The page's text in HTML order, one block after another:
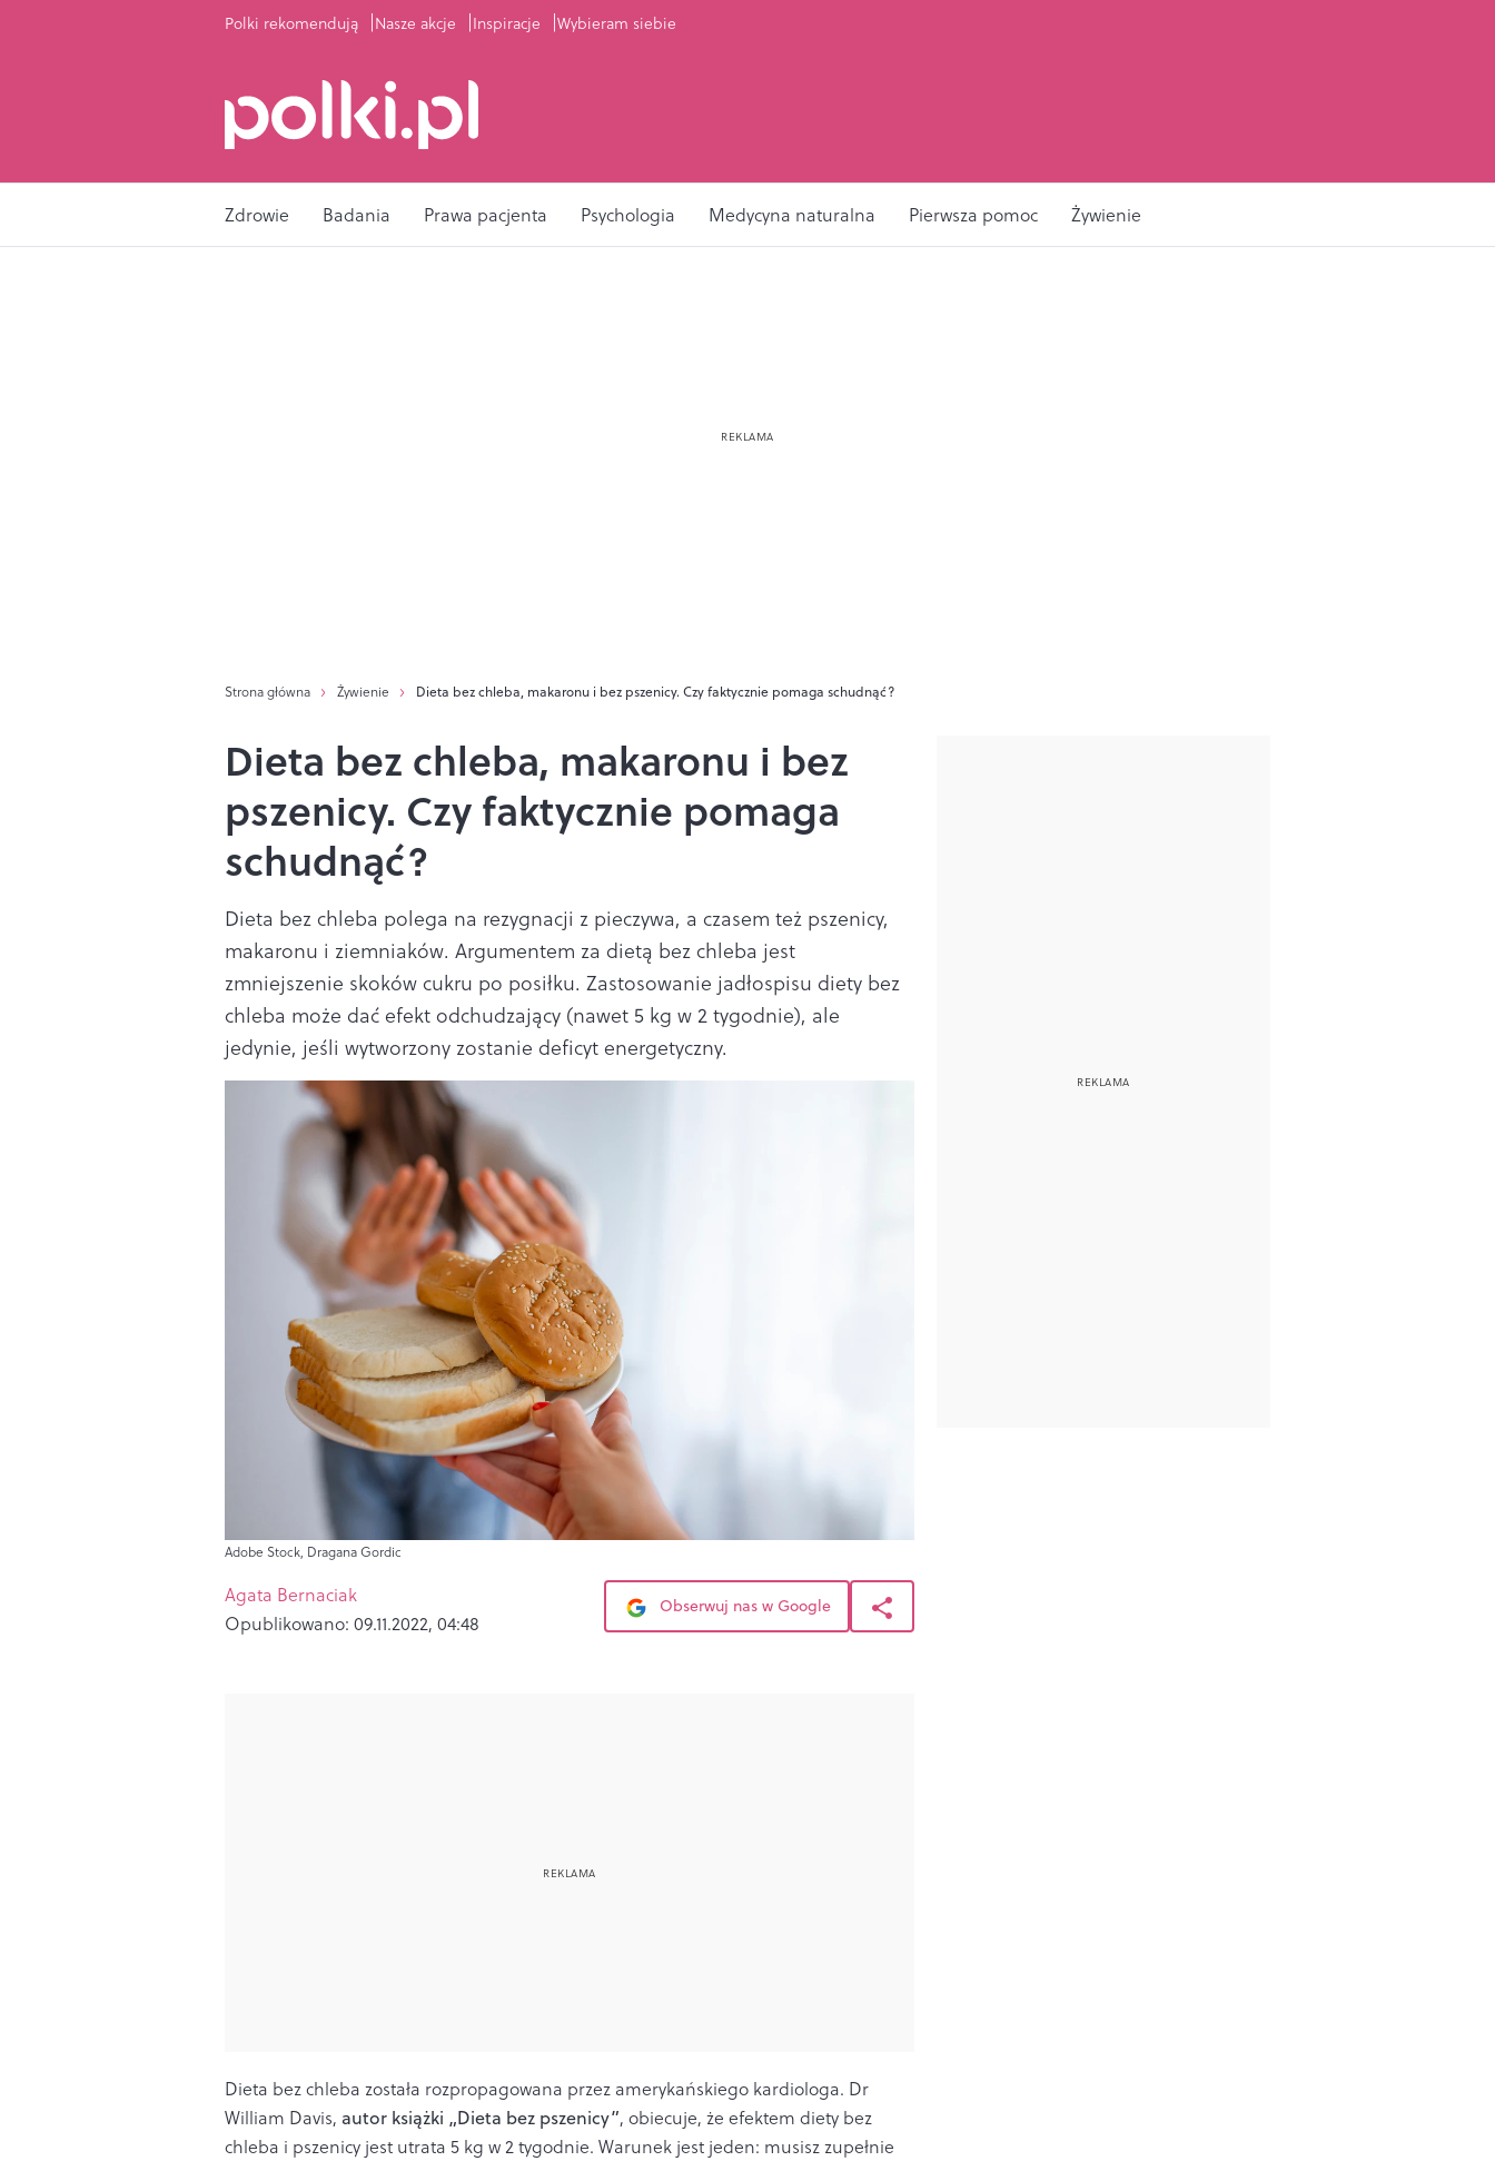
Polki rekomendują Nasze akcje Inspiracje Wybieram siebie
Zdrowie Badania Prawa pacjenta Psychologia Medycyna naturalna Pierwsza pomoc Żywienie
Strona główna Żywienie Dieta bez chleba, makaronu i bez pszenicy. Czy faktycznie pomaga schudnąć?
Dieta bez chleba, makaronu i bez
pszenicy. Czy faktycznie pomaga
schudnąć?
Dieta bez chleba polega na rezygnacji z pieczywa, a czasem też pszenicy,
makaronu i ziemniaków. Argumentem za dietą bez chleba jest
zmniejszenie skoków cukru po posiłku. Zastosowanie jadłospisu diety bez
chleba może dać efekt odchudzający (nawet 5 kg w 2 tygodnie), ale
jedynie, jeśli wytworzony zostanie deficyt energetyczny.
Adobe Stock, Dragana Gordic
Agata Bernaciak
Opublikowano: 09.11.2022, 04:48
Obserwuj nas w Google
Dieta bez chleba została rozpropagowana przez amerykańskiego kardiologa. Dr
William Davis, autor książki „Dieta bez pszenicy”, obiecuje, że efektem diety bez
chleba i pszenicy jest utrata 5 kg w 2 tygodnie. Warunek jest jeden: musisz zupełnie